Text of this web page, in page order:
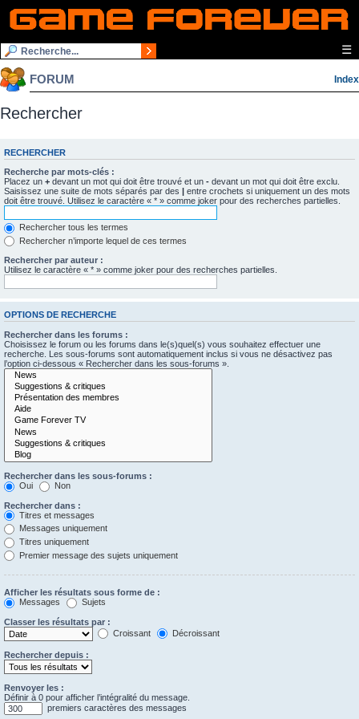
☰
FORUM Index
Rechercher
RECHERCHER
Recherche par mots-clés :
Placez un + devant un mot qui doit être trouvé et un - devant un mot qui doit être exclu.
Saisissez une suite de mots séparés par des | entre crochets si uniquement un des mots
doit être trouvé. Utilisez le caractère « * » comme joker pour des recherches partielles.
Rechercher tous les termes
Rechercher n’importe lequel de ces termes
Rechercher par auteur :
Utilisez le caractère « * » comme joker pour des recherches partielles.
OPTIONS DE RECHERCHE
Rechercher dans les forums :
Choisissez le forum ou les forums dans le(s)quel(s) vous souhaitez effectuer une
recherche. Les sous-forums sont automatiquement inclus si vous ne désactivez pas
l’option ci-dessous « Rechercher dans les sous-forums ».
Rechercher dans les sous-forums :
Oui
Non
Rechercher dans :
Titres et messages
Messages uniquement
Titres uniquement
Premier message des sujets uniquement
Afficher les résultats sous forme de :
Messages
Sujets
Classer les résultats par :
Croissant
Décroissant
Rechercher depuis :
Renvoyer les :
Définir à 0 pour afficher l’intégralité du message.
premiers caractères des messages